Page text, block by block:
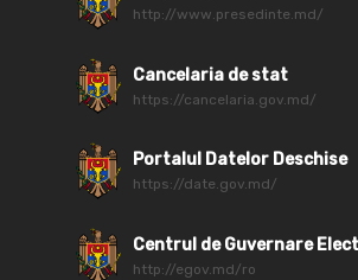
http://www.presedinte.md/
Cancelaria de stat
https://cancelaria.gov.md/
Portalul Datelor Deschise
https://date.gov.md/
Centrul de Guvernare
http://egov.md/ro